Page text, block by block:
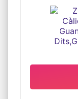
mans